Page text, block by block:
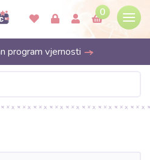
0
program vjernosti